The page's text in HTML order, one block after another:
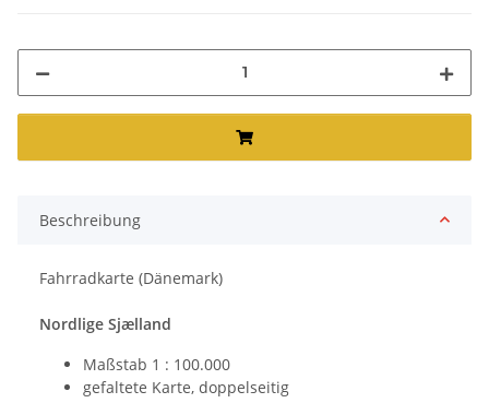
Beschreibung
Fahrradkarte (Dänemark)
Nordlige Sjælland
Maßstab 1 : 100.000
gefaltete Karte, doppelseitig